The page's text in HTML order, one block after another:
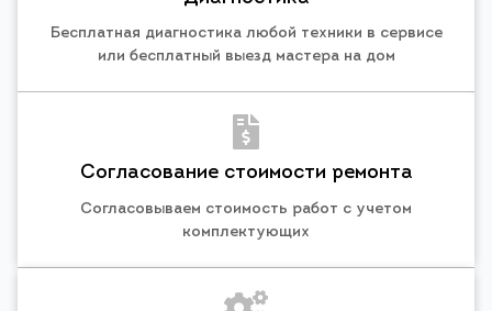
Бесплатная диагностика любой техники в сервисе
или бесплатный выезд мастера на дом
Согласование стоимости ремонта
Согласовываем стоимость работ с учетом
комплектующих